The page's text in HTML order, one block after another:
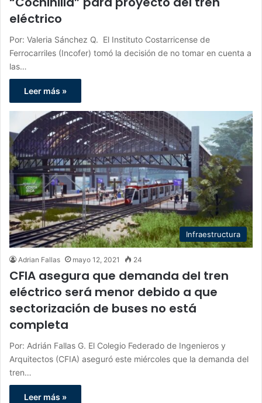
eléctrico
Por: Valeria Sánchez Q. El Instituto Costarricense de
Ferrocarriles (Incofer) tomó la decisión de no tomar en cuenta a
las…
Leer más »
Infraestructura
Adrian Fallas mayo 12, 2021 24
CFIA asegura que demanda del tren
eléctrico será menor debido a que
sectorización de buses no está
completa
Por: Adrián Fallas G. El Colegio Federado de Ingenieros y
Arquitectos (CFIA) aseguró este miércoles que la demanda del
tren…
Leer más »